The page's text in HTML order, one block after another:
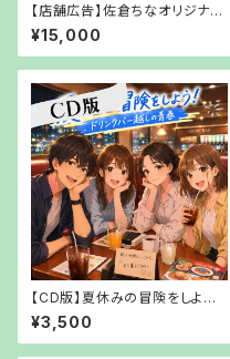
【店舗広告】佐倉ちなオリジナル
応援タペストリー掲載企画【持ち
帰りも可能】
¥15,000
【CD版】夏休みの冒険をしよう!
ドリンクバー越しの青春【【郵送
でお渡し】
¥3,500